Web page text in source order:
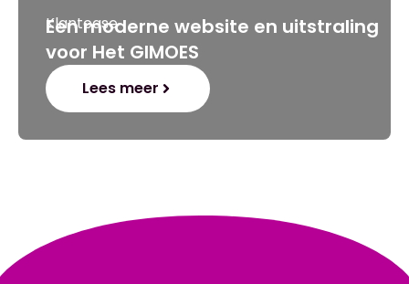
Klantcase
Een moderne website en uitstraling
voor Het GIMOES
Lees meer